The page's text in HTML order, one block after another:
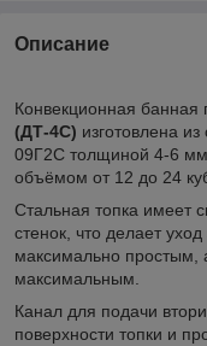
Описание
Конвекционная банная
(ДТ-4С) изготовлена
09Г2С толщиной 4-6 мм
объёмом от 12 до 24
Стальная топка имеет
стенок, что делает
максимально простым,
максимальным.
Канал для подачи
поверхности топки и